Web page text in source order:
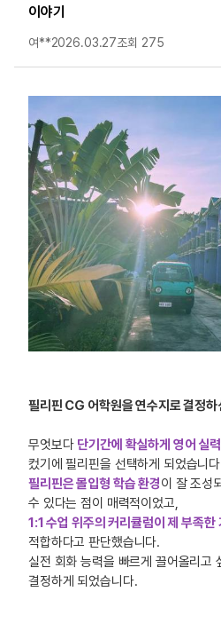
이야기
여**2026.03.27조회 275
필리핀 CG 어학원을 연수지로 결정
무엇보다 단기간에 확실하게 영어 실
컸기에 필리핀을 선택하게 되었습니
필리핀은 몰입형 학습 환경이 잘 조성
수 있다는 점이 매력적이었고,
1:1 수업 위주의 커리큘럼이 제 부족한
적합하다고 판단했습니다.
실전 회화 능력을 빠르게 끌어올리고
결정하게 되었습니다.